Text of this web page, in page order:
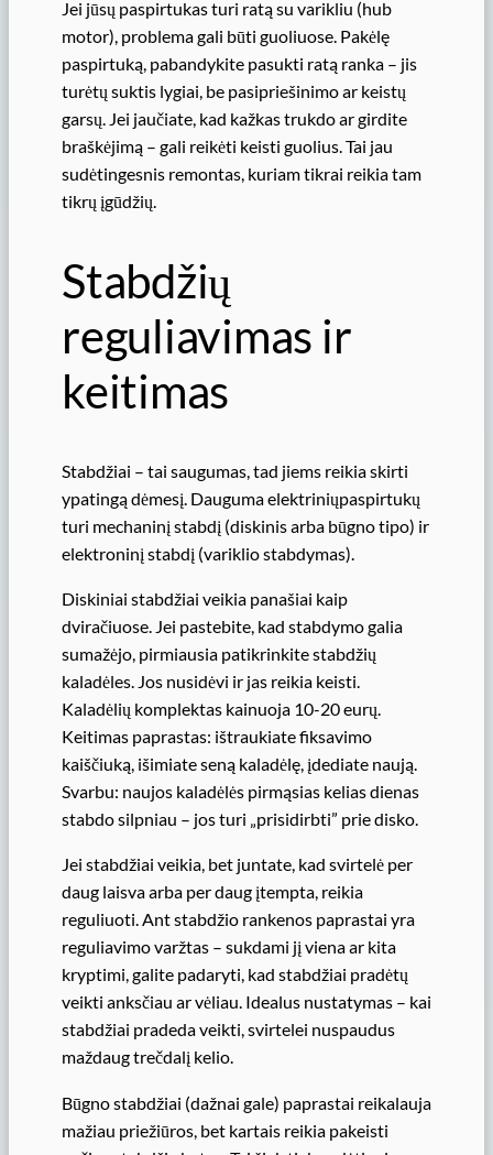
Jei jūsų paspirtukas turi ratą su varikliu (hub
motor), problema gali būti guoliuose. Pakėlę
paspirtuką, pabandykite pasukti ratą ranka – jis
turėtų suktis lygiai, be pasipriešinimo ar keistų
garsų. Jei jaučiate, kad kažkas trukdo ar girdite
braškėjimą – gali reikėti keisti guolius. Tai jau
sudėtingesnis remontas, kuriam tikrai reikia tam
tikrų įgūdžių.
Stabdžių
reguliavimas ir
keitimas
Stabdžiai – tai saugumas, tad jiems reikia skirti
ypatingą dėmesį. Dauguma elektriniųpaspirtukų
turi mechaninį stabdį (diskinis arba būgno tipo) ir
elektroninį stabdį (variklio stabdymas).
Diskiniai stabdžiai veikia panašiai kaip
dviračiuose. Jei pastebite, kad stabdymo galia
sumažėjo, pirmiausia patikrinkite stabdžių
kaladėles. Jos nusidėvi ir jas reikia keisti.
Kaladėlių komplektas kainuoja 10-20 eurų.
Keitimas paprastas: ištraukiate fiksavimo
kaiščiuką, išimiate seną kaladėlę, įdediate naują.
Svarbu: naujos kaladėlės pirmąsias kelias dienas
stabdo silpniau – jos turi „prisidirbti” prie disko.
Jei stabdžiai veikia, bet juntate, kad svirtelė per
daug laisva arba per daug įtempta, reikia
reguliuoti. Ant stabdžio rankenos paprastai yra
reguliavimo varžtas – sukdami jį viena ar kita
kryptimi, galite padaryti, kad stabdžiai pradėtų
veikti anksčiau ar vėliau. Idealus nustatymas – kai
stabdžiai pradeda veikti, svirtelei nuspaudus
maždaug trečdalį kelio.
Būgno stabdžiai (dažnai gale) paprastai reikalauja
mažiau priežiūros, bet kartais reikia pakeisti